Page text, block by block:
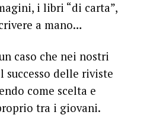
i libri “di carta”,
a mano…
caso che nei nostri
delle riviste
come scelta e
tra i giovani.